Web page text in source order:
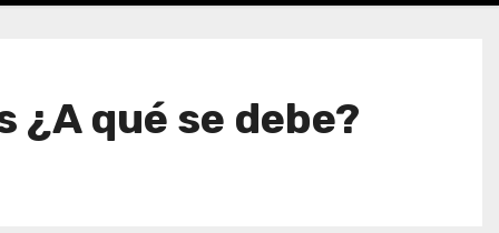
qué se debe?